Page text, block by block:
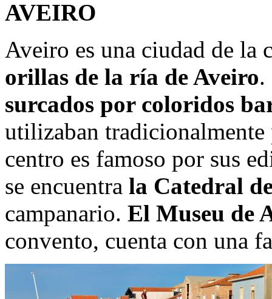
AVEIRO
Aveiro es una ciudad de la
orillas de la ría de Aveiro.
surcados por coloridos
utilizaban tradicionalmente
centro es famoso por sus
se encuentra la Catedral
campanario. El Museu de
convento, cuenta con una